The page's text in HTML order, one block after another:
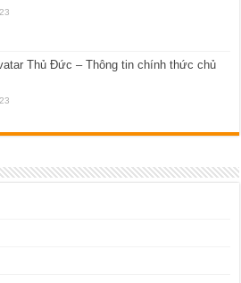
Thủ Đức – Thông tin chính thức chủ